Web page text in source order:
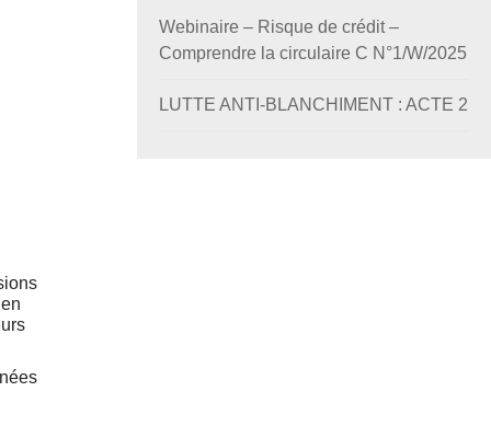
Webinaire – Risque de crédit –
Comprendre la circulaire C N°1/W/2025
LUTTE ANTI-BLANCHIMENT : ACTE 2